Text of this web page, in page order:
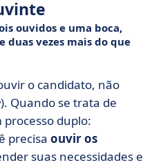
ouvidos e uma boca,
duas vezes mais do que
o candidato, não
). Quando se trata de
duplo:
precisa ouvir os
suas necessidades e